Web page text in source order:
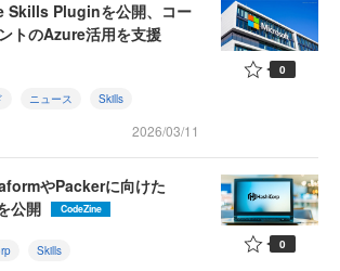
Skills Pluginを公開、コー
トのAzure活用を支援
ニュース Skills
2026/03/11
0
やPackerに向けた
公開
CodeZine
Skills 0